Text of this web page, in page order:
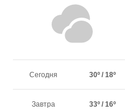
Сегодня 30º / 18º
Завтра 33º / 16º